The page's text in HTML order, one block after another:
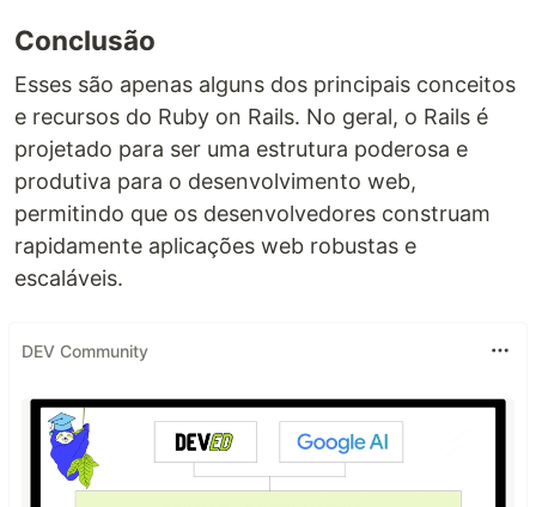
Conclusão
Esses são apenas alguns dos principais conceitos
e recursos do Ruby on Rails. No geral, o Rails é
projetado para ser uma estrutura poderosa e
produtiva para o desenvolvimento web,
permitindo que os desenvolvedores construam
rapidamente aplicações web robustas e
escaláveis.
DEV Community